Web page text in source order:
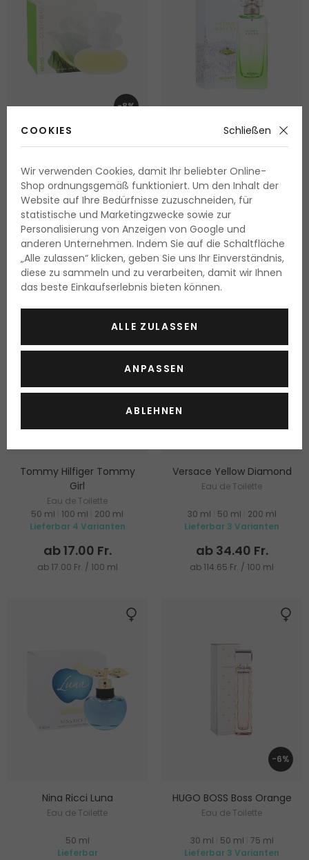
-8%
KENZO Ca Sent Beau
50 ml
Lieferbar
36.40 Fr.
72.80 Fr. / 100 ml
Hermes Un Jardin Sur Le
Eau de Toilette
50 ml|100 ml
Lieferbar 2 Varianten
ab 58.00 Fr.
ab 115.95 Fr. / 100 ml
Tommy Hilfiger Tommy
Girl
Eau de Toilette
50 ml
100 ml
200 ml
Lieferbar 4 Varianten
ab 17.00 Fr.
ab 17.00 Fr. / 100 ml
Versace Yellow Diamond
Eau de Toilette
30 ml 50 ml
200 ml
Lieferbar 3 Varianten
ab 34.40 Fr.
ab 114.65 Fr. / 100 ml
Nina Ricci Luna
Eau de Toilette
50 ml
Lieferbar
-6%
HUGO BOSS Boss Orange
Eau de Toilette
30 ml 50 ml 75 ml
Lieferbar 3 Varianten
COOKIES Schließen
Wir verwenden Cookies, damit Ihr beliebter Online-
Shop ordnungsgemäß funktioniert. Um den Inhalt der
Website auf Ihre Bedürfnisse zuzuschneiden, für
statistische und Marketingzwecke sowie zur
Personalisierung von Anzeigen von Google und
anderen Unternehmen. Indem Sie auf die Schaltfläche
„Alle zulassen“ klicken, geben Sie uns Ihr Einverständnis,
diese zu sammeln und zu verarbeiten, damit wir Ihnen
das beste Einkaufserlebnis bieten können.
ALLE ZULASSEN
ANPASSEN
ABLEHNEN